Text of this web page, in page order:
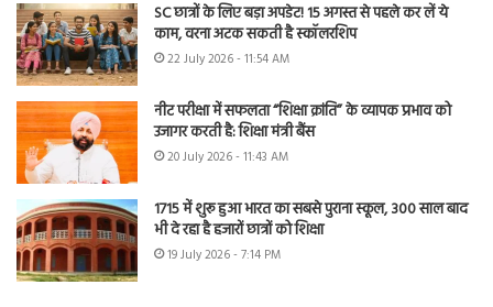
SC छात्रों के लिए बड़ा अपडेट! 15 अगस्त से पहले कर लें ये
काम, वरना अटक सकती है स्कॉलरशिप
22 July 2026 - 11:54 AM
नीट परीक्षा में सफलता “शिक्षा क्रांति” के व्यापक प्रभाव को
उजागर करती है: शिक्षा मंत्री बैंस
20 July 2026 - 11:43 AM
1715 में शुरू हुआ भारत का सबसे पुराना स्कूल, 300 साल बाद
भी दे रहा है हजारों छात्रों को शिक्षा
19 July 2026 - 7:14 PM